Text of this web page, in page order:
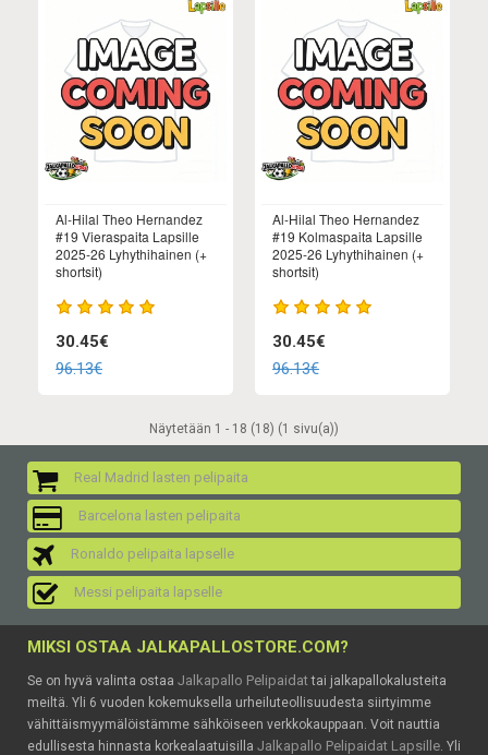
Al-Hilal Theo Hernandez
#19 Vieraspaita Lapsille
2025-26 Lyhythihainen (+
shortsit)
30.45€
96.13€
Al-Hilal Theo Hernandez
#19 Kolmaspaita Lapsille
2025-26 Lyhythihainen (+
shortsit)
30.45€
96.13€
Näytetään 1 - 18 (18) (1 sivu(a))
Real Madrid lasten pelipaita
Barcelona lasten pelipaita
Ronaldo pelipaita lapselle
Messi pelipaita lapselle
MIKSI OSTAA JALKAPALLOSTORE.COM?
Se on hyvä valinta ostaa Jalkapallo Pelipaidattai jalkapallokalusteita
meiltä. Yli 6 vuoden kokemuksella urheiluteollisuudesta siirtyimme
vähittäismyymälöistämme sähköiseen verkkokauppaan. Voit nauttia
edullisesta hinnasta korkealaatuisilla Jalkapallo Pelipaidat Lapsille . Yli